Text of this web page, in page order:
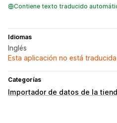
Contiene texto traducido
Idiomas
Inglés
Esta aplicación no está traducida
Categorías
Importador de datos de la